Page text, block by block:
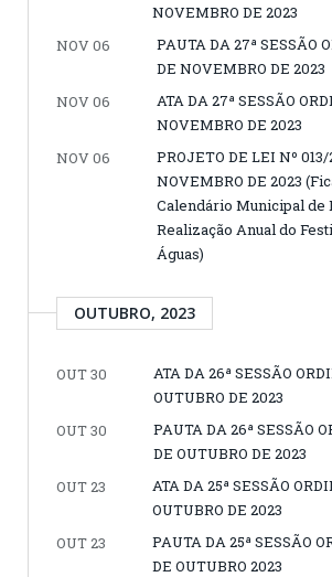
NOVEMBRO DE 2023
NOV 06
PAUTA DA 27ª SESSÃO
DE NOVEMBRO DE 2023
NOV 06
ATA DA 27ª SESSÃO
NOVEMBRO DE 2023
NOV 06
PROJETO DE LEI Nº
NOVEMBRO DE 2023
Calendário Municipal de
Realização Anual do
Águas)
OUTUBRO, 2023
OUT 30
ATA DA 26ª SESSÃO
OUTUBRO DE 2023
OUT 30
PAUTA DA 26ª SESSÃO
DE OUTUBRO DE 2023
OUT 23
ATA DA 25ª SESSÃO
OUTUBRO DE 2023
OUT 23
PAUTA DA 25ª SESSÃO
DE OUTUBRO 2023